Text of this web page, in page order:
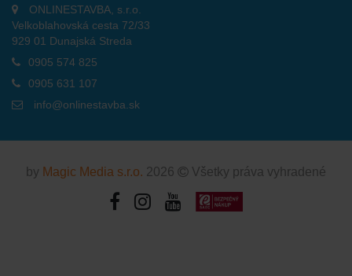
ONLINESTAVBA, s.r.o.
Velkoblahovská cesta 72/33
929 01 Dunajská Streda
0905 574 825
0905 631 107
info@onlinestavba.sk
by Magic Media s.r.o. 2026 Všetky práva vyhradené